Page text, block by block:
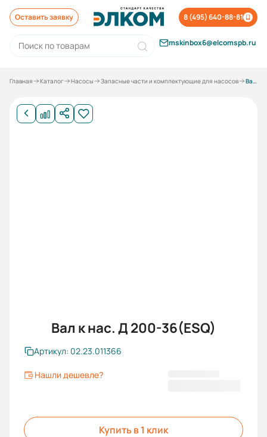
Оставить заявку 8 (495) 640-88-81
mskinbox6@elcomspb.ru
Главная Каталог Насосы Запасные части и комплектующие для насосов Вал к насосу Д 200-36
Вал к нас. Д 200-36(ESQ)
Артикул: 02.23.011366
Нашли дешевле?
Купить в 1 клик